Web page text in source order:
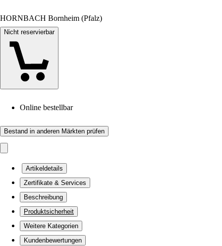
HORNBACH Bornheim (Pfalz)
Nicht reservierbar
Online bestellbar
Bestand in anderen Märkten prüfen
Artikeldetails
Zertifikate & Services
Beschreibung
Produktsicherheit
Weitere Kategorien
Kundenbewertungen